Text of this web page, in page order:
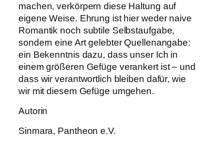
machen, verkörpern diese Haltung auf
eigene Weise. Ehrung ist hier weder naive
Romantik noch subtile Selbstaufgabe,
sondern eine Art gelebter Quellenangabe:
ein Bekenntnis dazu, dass unser Ich in
einem größeren Gefüge verankert ist – und
dass wir verantwortlich bleiben dafür, wie
wir mit diesem Gefüge umgehen.
Autorin
Sinmara, Pantheon e.V.